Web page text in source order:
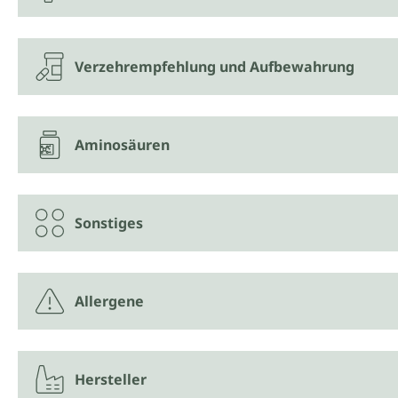
Verzehrempfehlung und Aufbewahrung
Aminosäuren
Sonstiges
Allergene
Hersteller